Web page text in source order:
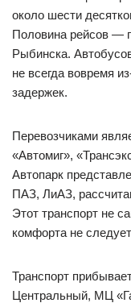
около шести
Половина рейсов —
Рыбинска.
не всегда вовремя
задержек.
Перевозчиками
«Автомиг»,
Автопарк
ПАЗ, ЛиАЗ,
Этот транспорт не
комфорта не
Транспорт
Центральный, МЦ